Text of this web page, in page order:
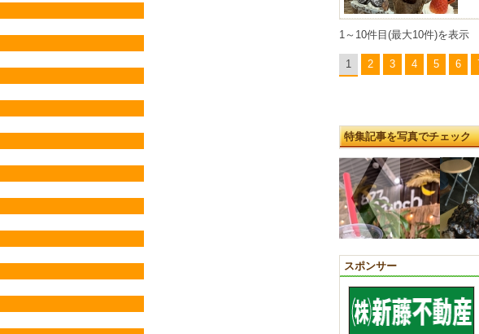
1～10件目(最大10件)を表示
1 2 3 4 5 6
特集記事を写真でチェック
スポンサー